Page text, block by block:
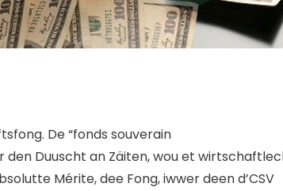
De “fonds souverain
den Duuscht an Zäiten, wou et
Mérite, dee Fong, iwwer deen d’CSV